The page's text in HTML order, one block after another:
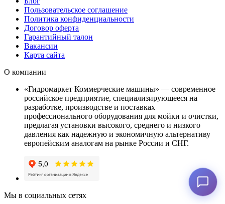
Пользовательское соглашение
Политика конфиденциальности
Договор оферта
Гарантийный талон
Вакансии
Карта сайта
О компании
«Гидромаркет Коммерческие машины» — современное
российское предприятие, специализирующееся на
разработке, производстве и поставках
профессионального оборудования для мойки и очистки,
предлагая установки высокого, среднего и низкого
давления как надежную и экономичную альтернативу
европейским аналогам на рынке России и СНГ.
Мы в социальных сетях